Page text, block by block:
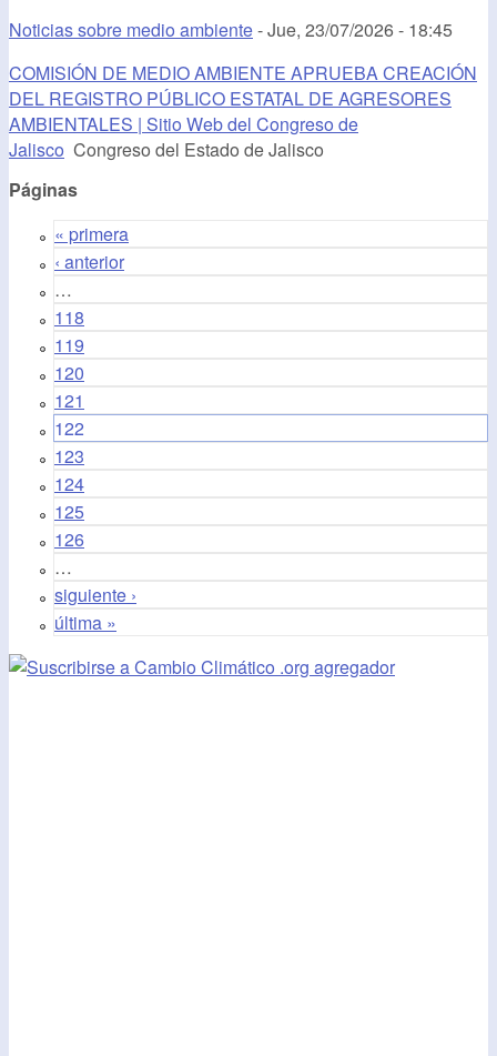
Noticias sobre medio ambiente-Jue, 23/07/2026 - 18:45
COMISIÓN DE MEDIO AMBIENTE APRUEBA CREACIÓN
DEL REGISTRO PÚBLICO ESTATAL DE AGRESORES
AMBIENTALES | Sitio Web del Congreso de
Jalisco Congreso del Estado de Jalisco
Páginas
« primera
‹ anterior
…
118
119
120
121
122
123
124
125
126
…
siguiente ›
última »